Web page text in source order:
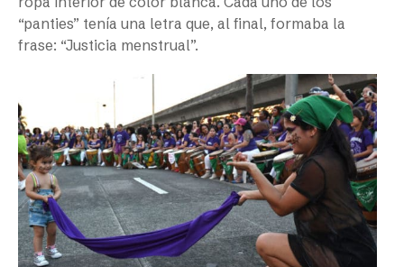
“panties” tenía una letra que, al final, formaba la
frase: “Justicia menstrual”.